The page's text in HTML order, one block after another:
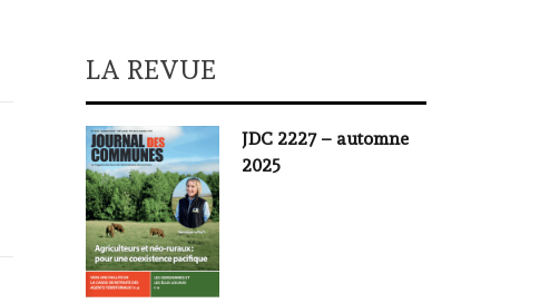
LA REVUE
JDC 2227 – automne
2025